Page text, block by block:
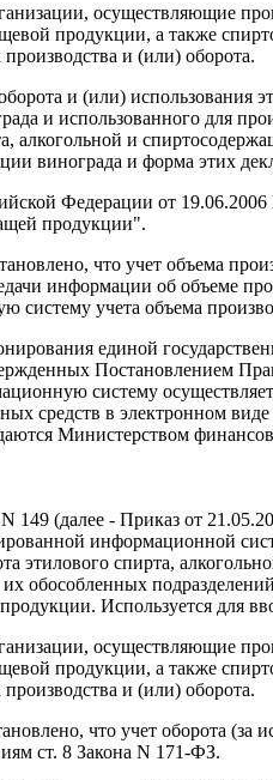
осуществляющие
продукции, а также
и (или) оборота.
и (или) использования
и использованного для
алкогольной и
винограда и форма этих
Федерации от
продукции".
что учет объема
информации об объеме
систему учета объема
единой
Постановлением
систему
средств в электронном
Министерством
149 (далее - Приказ от
информационной
этилового спирта,
обособленных
Используется для
осуществляющие
продукции, а также
и (или) оборота.
что учет оборота
ст. 8 Закона N 171-ФЗ.